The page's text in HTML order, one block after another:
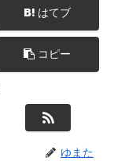
はてブ
コピー
ゆまた